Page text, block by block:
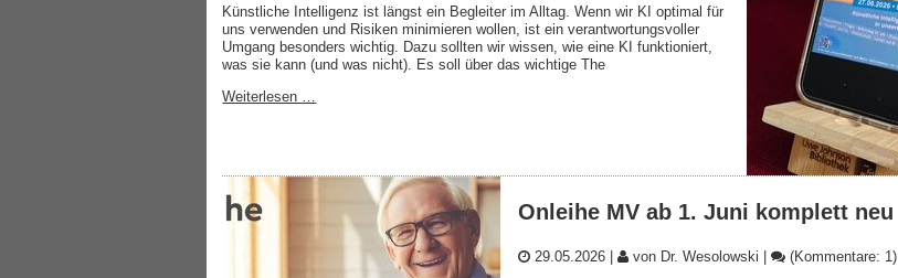
Künstliche Intelligenz ist längst ein Begleiter im Alltag. Wenn wir KI optimal für
uns verwenden und Risiken minimieren wollen, ist ein verantwortungsvoller
Umgang besonders wichtig. Dazu sollten wir wissen, wie eine KI funktioniert,
was sie kann (und was nicht). Es soll über das wichtige The
Weiterlesen …
Onleihe MV ab 1. Juni komplett neu
29.05.2026 | von Dr. Wesolowski |
(Kommentare: 1)